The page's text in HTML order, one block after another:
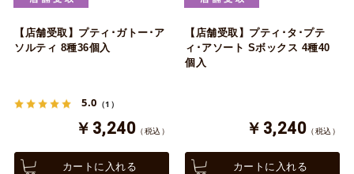
【店舗受取】プティ･ガトー･ア
ソルティ 8種36個入
5.0 （1）
￥3,240 （税込）
カートに入れる
【店舗受取】プティ･タ･プテ
ィ･アソート Sボックス 4種40
個入
￥3,240 （税込）
カートに入れる